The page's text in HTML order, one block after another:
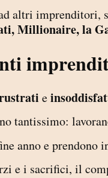
altri imprenditori,
Millionaire, la
e
tantissimo:
anno e
e i sacrifici, il